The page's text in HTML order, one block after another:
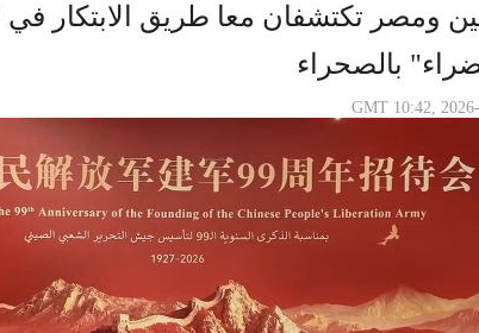
ومصر تكتشفان معا طريق الابتكار في
بالصحراء
GMT 10:42,